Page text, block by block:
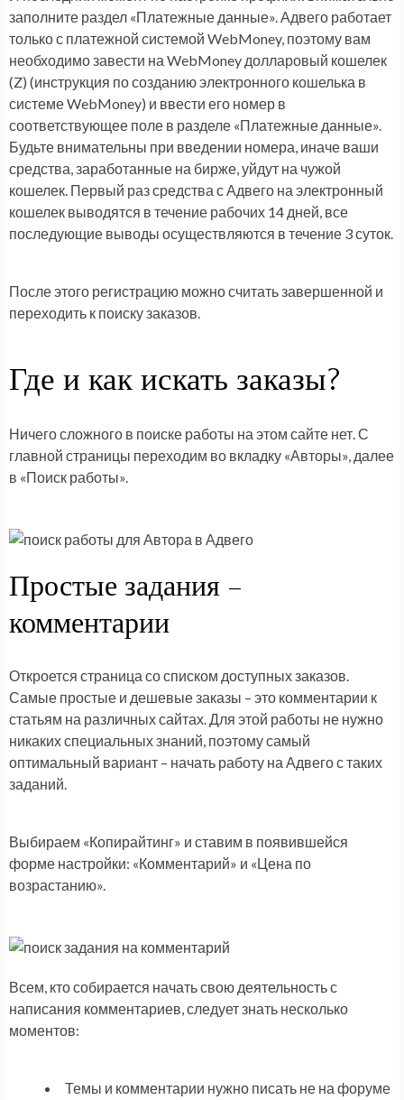
заполните раздел «Платежные данные». Адвего работает
только с платежной системой WebMoney, поэтому вам
необходимо завести на WebMoney долларовый кошелек
(Z) (инструкция по созданию электронного кошелька в
системе WebMoney) и ввести его номер в
соответствующее поле в разделе «Платежные данные».
Будьте внимательны при введении номера, иначе ваши
средства, заработанные на бирже, уйдут на чужой
кошелек. Первый раз средства с Адвего на электронный
кошелек выводятся в течение рабочих 14 дней, все
последующие выводы осуществляются в течение 3 суток.
После этого регистрацию можно считать завершенной и
переходить к поиску заказов.
Где и как искать заказы?
Ничего сложного в поиске работы на этом сайте нет. С
главной страницы переходим во вкладку «Авторы», далее
в «Поиск работы».
Простые задания –
комментарии
Откроется страница со списком доступных заказов.
Самые простые и дешевые заказы – это комментарии к
статьям на различных сайтах. Для этой работы не нужно
никаких специальных знаний, поэтому самый
оптимальный вариант – начать работу на Адвего с таких
заданий.
Выбираем «Копирайтинг» и ставим в появившейся
форме настройки: «Комментарий» и «Цена по
возрастанию».
Всем, кто собирается начать свою деятельность с
написания комментариев, следует знать несколько
моментов:
Темы и комментарии нужно писать не на форуме